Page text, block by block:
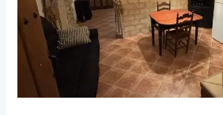
personas.​